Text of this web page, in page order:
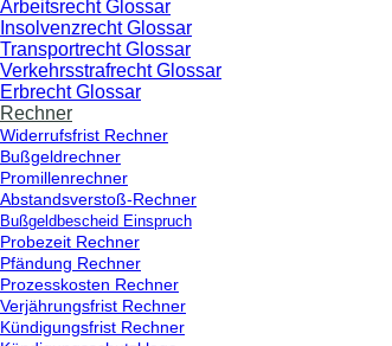
Arbeitsrecht Glossar
Insolvenzrecht Glossar
Transportrecht Glossar
Verkehrsstrafrecht Glossar
Erbrecht Glossar
Rechner
Widerrufsfrist Rechner
Bußgeldrechner
Promillenrechner
Abstandsverstoß-Rechner
Bußgeldbescheid Einspruch
Probezeit Rechner
Pfändung Rechner
Prozesskosten Rechner
Verjährungsfrist Rechner
Kündigungsfrist Rechner